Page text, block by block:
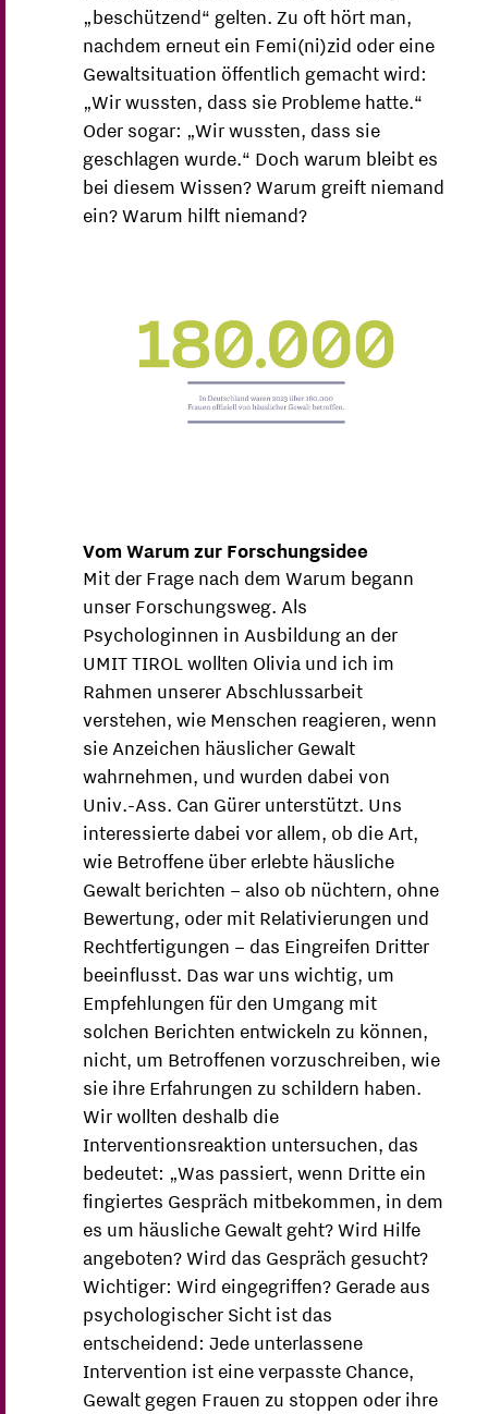
„beschützend“ gelten. Zu oft hört man,
nachdem erneut ein Femi(ni)zid oder eine
Gewaltsituation öffentlich gemacht wird:
„Wir wussten, dass sie Probleme hatte.“
Oder sogar: „Wir wussten, dass sie
geschlagen wurde.“ Doch warum bleibt es
bei diesem Wissen? Warum greift niemand
ein? Warum hilft niemand?
Vom Warum zur Forschungsidee
Mit der Frage nach dem Warum begann
unser Forschungsweg. Als
Psychologinnen in Ausbildung an der
UMIT TIROL wollten Olivia und ich im
Rahmen unserer Abschlussarbeit
verstehen, wie Menschen reagieren, wenn
sie Anzeichen häuslicher Gewalt
wahrnehmen, und wurden dabei von
Univ.-Ass. Can Gürer unterstützt. Uns
interessierte dabei vor allem, ob die Art,
wie Betroffene über erlebte häusliche
Gewalt berichten – also ob nüchtern, ohne
Bewertung, oder mit Relativierungen und
Rechtfertigungen – das Eingreifen Dritter
beeinflusst. Das war uns wichtig, um
Empfehlungen für den Umgang mit
solchen Berichten entwickeln zu können,
nicht, um Betroffenen vorzuschreiben, wie
sie ihre Erfahrungen zu schildern haben.
Wir wollten deshalb die
Interventionsreaktion untersuchen, das
bedeutet: „Was passiert, wenn Dritte ein
fingiertes Gespräch mitbekommen, in dem
es um häusliche Gewalt geht? Wird Hilfe
angeboten? Wird das Gespräch gesucht?
Wichtiger: Wird eingegriffen? Gerade aus
psychologischer Sicht ist das
entscheidend: Jede unterlassene
Intervention ist eine verpasste Chance,
Gewalt gegen Frauen zu stoppen oder ihre